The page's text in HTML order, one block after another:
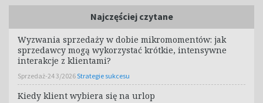
Najczęściej czytane
Wyzwania sprzedaży w dobie mikromomentów: jak
sprzedawcy mogą wykorzystać krótkie, intensywne
interakcje z klientami?
Sprzedaż-24 3/2026Strategie sukcesu
Kiedy klient wybiera się na urlop